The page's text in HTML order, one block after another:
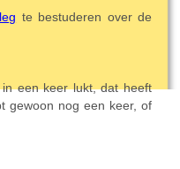
te bestuderen over de
een keer lukt, dat heeft
gewoon nog een keer, of